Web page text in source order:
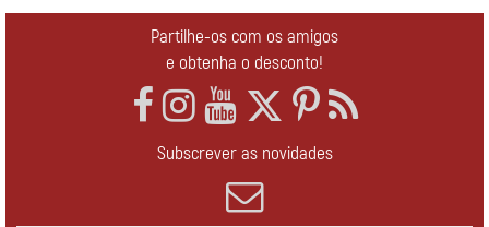
Partilhe-os com os amigos
e obtenha o desconto!
Subscrever as novidades